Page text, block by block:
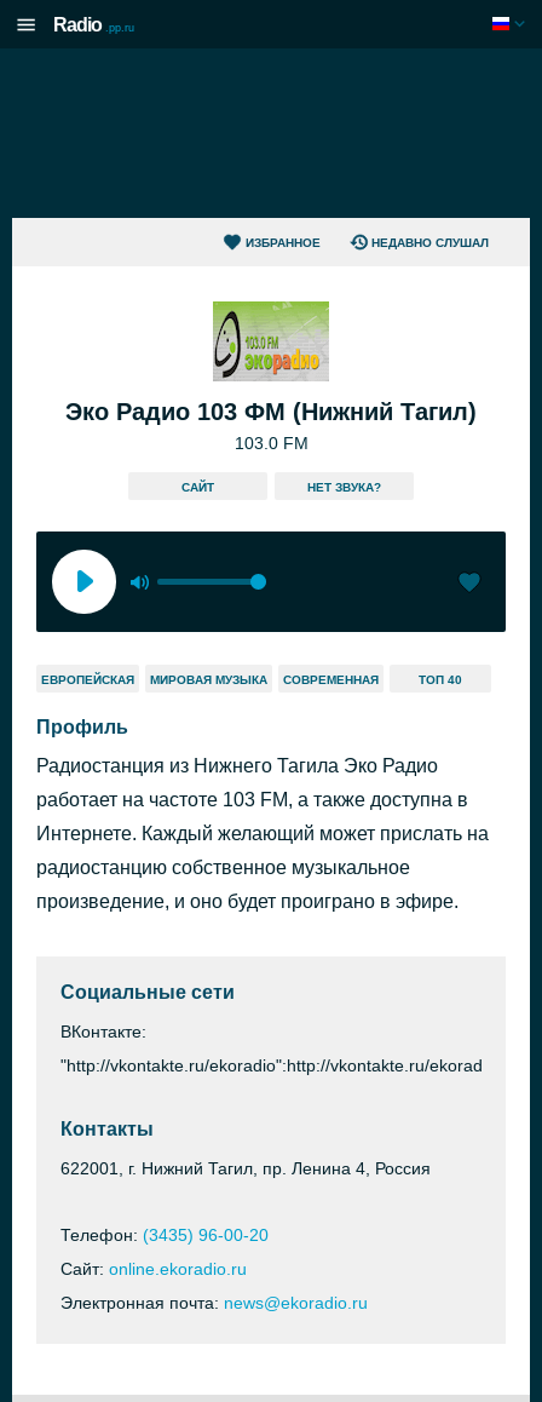
Radio .pp.ru
ИЗБРАННОЕ НЕДАВНО СЛУШАЛ
Эко Радио 103 ФМ (Нижний Тагил)
103.0 FM
САЙТ HЕТ ЗВУКА?
ЕВРОПЕЙСКАЯ МИРОВАЯ МУЗЫКА СОВРЕМЕННАЯ ТОП 40
Профиль
Радиостанция из Нижнего Тагила Эко Радио
работает на частоте 103 FM, а также доступна в
Интернете. Каждый желающий может прислать на
радиостанцию собственное музыкальное
произведение, и оно будет проиграно в эфире.
Социальные сети
ВКонтакте:
"http://vkontakte.ru/ekoradio":http://vkontakte.ru/ekoradio
Контакты
622001, г. Нижний Тагил, пр. Ленина 4, Россия
Телефон: (3435) 96-00-20
Сайт: online.ekoradio.ru
Электронная почта: news@ekoradio.ru